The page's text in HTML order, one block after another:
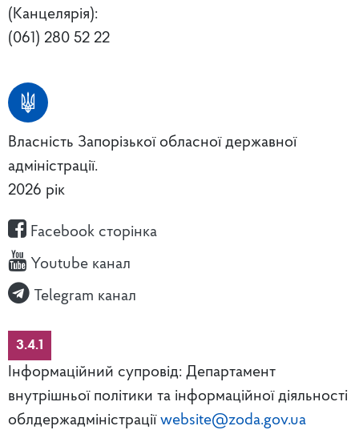
(Канцелярія):
(061) 280 52 22
Власність Запорізької обласної державної
адміністрації.
2026 рік
Facebook сторінка
Youtube канал
Telegram канал
3.4.1
Інформаційний супровід: Департамент
внутрішньої політики та інформаційної діяльності
облдержадміністрації website@zoda.gov.ua